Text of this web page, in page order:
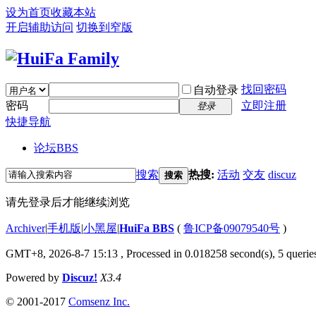
设为首页收藏本站
开启辅助访问 切换到窄版
自动登录 找回密码
密码
登录
立即注册
快捷导航
论坛BBS
搜索 搜索 热搜: 活动 交友 discuz
请先登录后才能继续浏览
Archiver|手机版|小黑屋|HuiFa BBS ( 鲁ICP备09079540号 )
GMT+8, 2026-8-7 15:13 , Processed in 0.018258 second(s), 5
Powered by Discuz! X3.4
© 2001-2017 Comsenz Inc.